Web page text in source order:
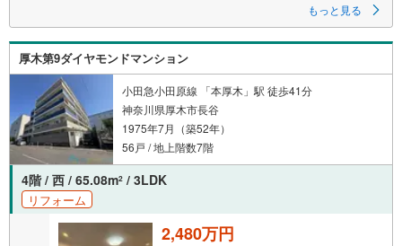
◇平置きの近隣月極駐車場空きあり
◇大切なペットと一緒に生活できるマンションです
◇周辺商業施設多数！開発のすすむ海老名駅までのアクセスも良好！
【売主様が居住中ですが、日程調整で室内見学が可能です】
現地での待ち合わせも可能です。まずは、お気軽にお問合せください。
▼ 弊社売主・限定物件も多数あり ▼
・エリア特化の豊富な実績！自社物件も多数取扱あり
・地域密着の豊富な情報量で住まい探しをサポート！
・見学や資料請求はお気軽にどうぞ♪
▼ 他社掲載の物件もまとめてご紹介可 ▼
・効率よく複数を比較見学したい方、お任せください！
・ワンストップで比較検討！資金計画から丁寧に対応します。
もっと見る
厚木第9ダイヤモンドマンション
小田急小田原線 「本厚木」駅 徒歩41分
神奈川県厚木市長谷
1975年7月（築52年）
56戸 / 地上階数7階
4階 / 西 / 65.08m2 / 3LDK
リフォーム
2,480万円